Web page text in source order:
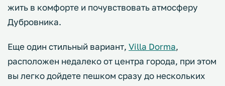
жить в комфорте и почувствовать атмосферу
Дубровника.
Еще один стильный вариант, Villa Dorma,
расположен недалеко от центра города, при этом
вы легко дойдете пешком сразу до нескольких